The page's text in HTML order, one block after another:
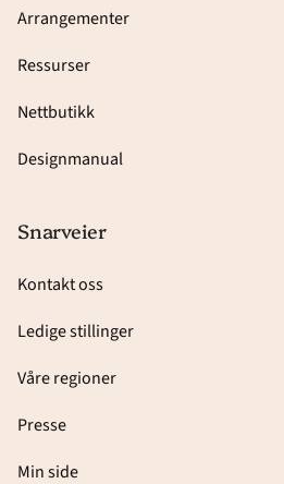
Arrangementer
Ressurser
Nettbutikk
Designmanual
Snarveier
Kontakt oss
Ledige stillinger
Våre regioner
Presse
Min side